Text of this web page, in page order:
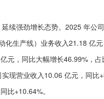
强劲增长态势。2025 年公
化生产线）业务收入21.18 亿
元，同比大幅增长46.99%，
现营业收入10.06 亿元，同比
比+10.64%。